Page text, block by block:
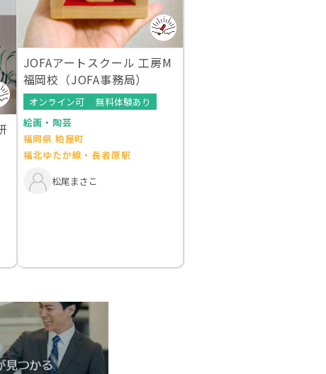
JOFAアートスクール 工房M
福岡校（JOFA事務局）
オンライン可
無料体験あり
絵画・陶芸
福岡県 粕屋町
福北ゆたか線・長者原駅
松尾まさこ